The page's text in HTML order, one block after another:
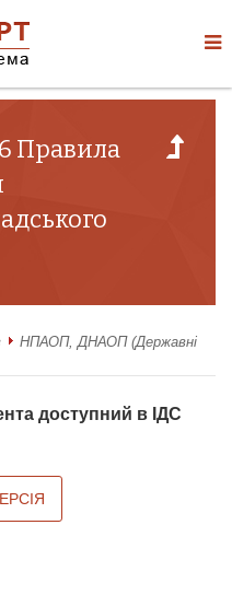
Правила
НПАОП, ДНАОП (Державні
доступний в ІДС